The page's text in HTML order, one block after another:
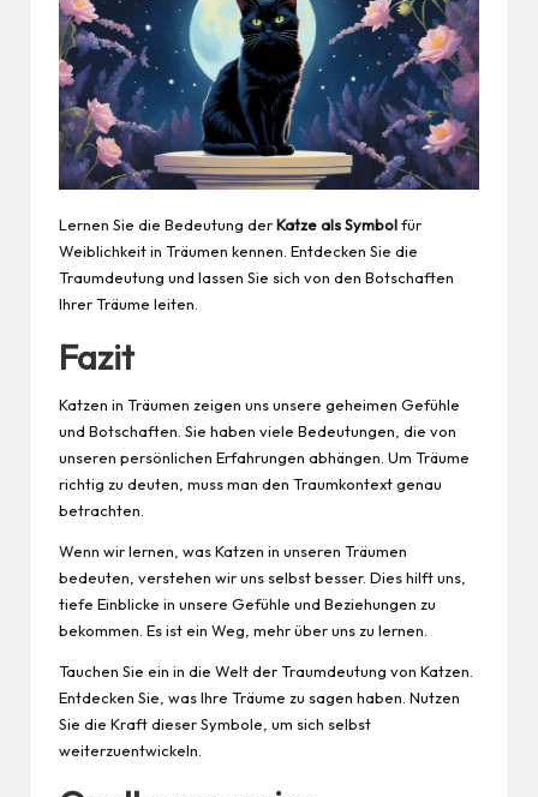
Lernen Sie die Bedeutung derKatze als Symbolfür
Weiblichkeit in Träumen kennen. Entdecken Sie die
Traumdeutung und lassen Sie sich von den Botschaften
Ihrer Träume leiten.
Fazit
Katzen in Träumen zeigen uns unsere geheimen Gefühle
und Botschaften. Sie haben viele Bedeutungen, die von
unseren persönlichen Erfahrungen abhängen. Um Träume
richtig zu deuten, muss man den Traumkontext genau
betrachten.
Wenn wir lernen, was Katzen in unseren Träumen
bedeuten, verstehen wir uns selbst besser. Dies hilft uns,
tiefe Einblicke in unsere Gefühle und Beziehungen zu
bekommen. Es ist ein Weg, mehr über uns zu lernen.
Tauchen Sie ein in die Welt der Traumdeutung von Katzen.
Entdecken Sie, was Ihre Träume zu sagen haben. Nutzen
Sie die Kraft dieser Symbole, um sich selbst
weiterzuentwickeln.